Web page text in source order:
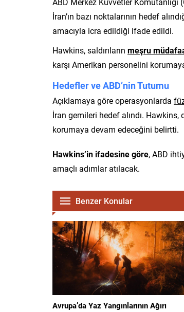
İran’ın bazı noktalarının hedef
amacıyla icra edildiği ifade edildi.
Hawkins, saldırıların meşru
karşı Amerikan personelini
Hedefler ve ABD’nin Tutumu
Açıklamaya göre operasyonlarda
İran gemileri hedef alındı.
korumaya devam edeceğini belirtti.
Hawkins’in ifadesine göre, ABD
amaçlı adımlar atılacak.
Benzer Konular
Avrupa’da Yaz Yangınlarının Ağırı